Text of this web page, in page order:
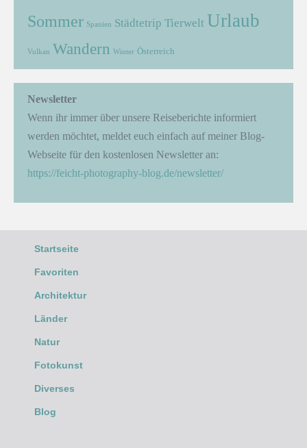
Sommer Spanien Städtetrip Tierwelt Urlaub
Vulkan Wandern Winter Österreich
Newsletter
Wenn ihr immer über unsere Reiseberichte informiert
werden möchtet, meldet euch einfach auf meiner Blog-
Webseite für den kostenlosen Newsletter an:
https://feicht-photography-blog.de/newsletter/
Startseite
Favoriten
Architektur
Länder
Natur
Fotokunst
Diverses
Blog